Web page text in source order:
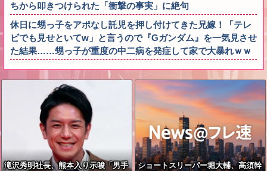
ちから叩きつけられた「衝撃の事実」に絶句
休日に甥っ子をアポなし託児を押し付けてきた兄嫁！「テレ
ビでも見せといてw」と言うので『Gガンダム』を一気見させ
た結果……甥っ子が重度の中二病を発症して家で大暴れｗｗ
滝沢秀明社長、熊本入り示唆「男手
ショートスリーパー堀大輔、高須幹